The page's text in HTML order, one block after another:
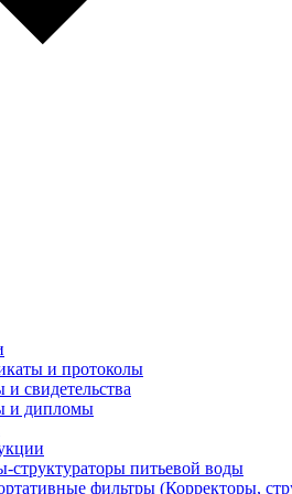
и протоколы
и свидетельства
и дипломы
структураторы питьевой воды
фильтры (Корректоры,